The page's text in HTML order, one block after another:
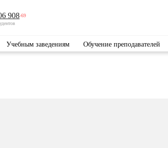
908-69
Учебным заведениям Обучение преподавателей